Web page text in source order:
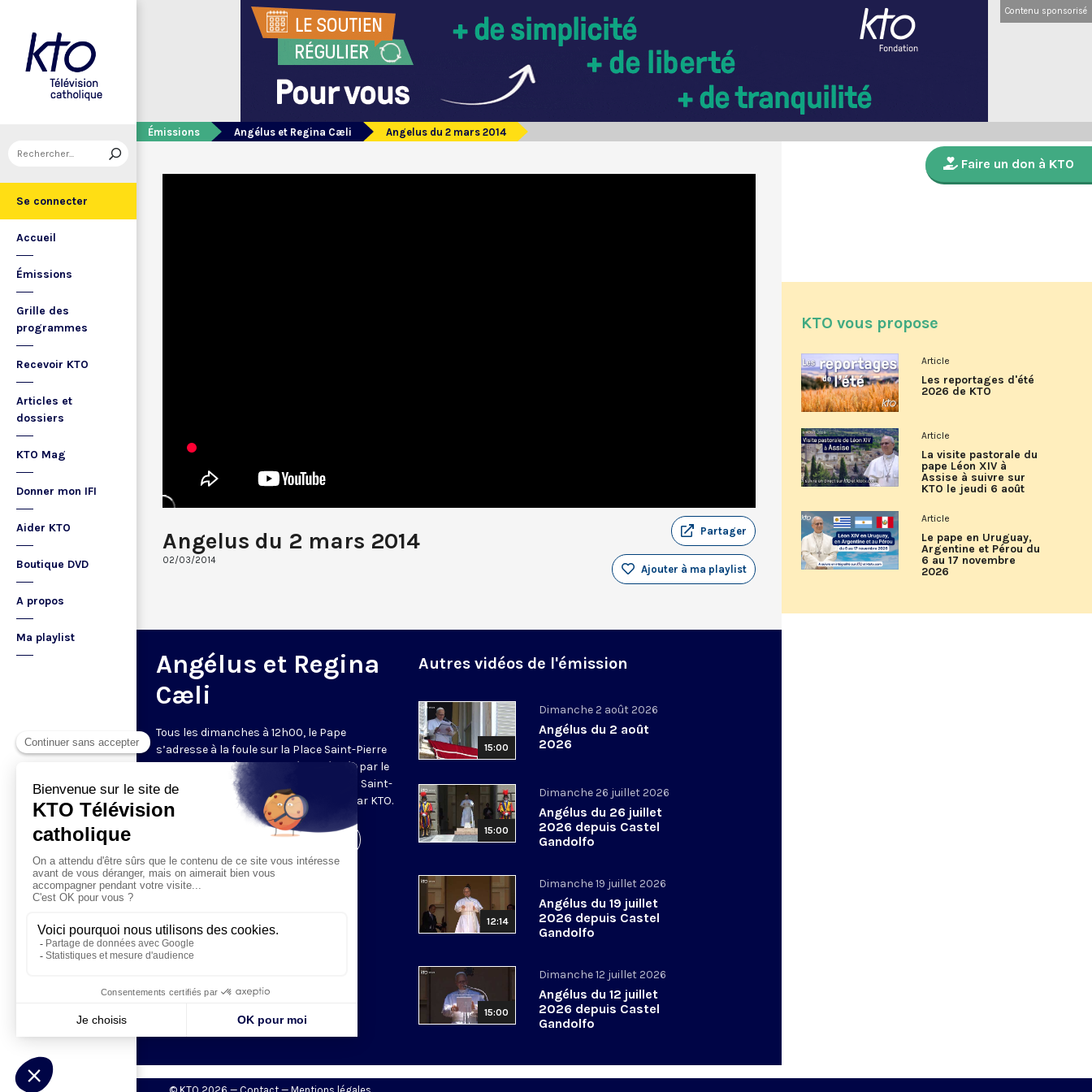
Se connecter
Accueil
Émissions
Grille des
programmes
Recevoir KTO
Articles et
dossiers
KTO Mag
Donner mon IFI
Aider KTO
Boutique DVD
A propos
Ma playlist
Contenu sponsorisé
Émissions Angélus et Regina Cæli Angelus du 2 mars 2014
Angelus du 2 mars 2014
02/03/2014
Partager
Ajouter à ma playlist
Angélus et Regina
Cæli
Tous les dimanches à 12h00, le Pape
s’adresse à la foule sur la Place Saint-Pierre
de Rome. La prière de l’Angélus, récitée par le
Pape, est précédée d’une allocution du Saint-
Père. Retransmis et traduit en direct par KTO.
Visiter la page de l'émission
Autres vidéos de l'émission
15:00
Dimanche 2 août 2026
Angélus du 2 août
2026
15:00
Dimanche 26 juillet 2026
Angélus du 26 juillet
2026 depuis Castel
Gandolfo
12:14
Dimanche 19 juillet 2026
Angélus du 19 juillet
2026 depuis Castel
Gandolfo
15:00
Dimanche 12 juillet 2026
Angélus du 12 juillet
2026 depuis Castel
Gandolfo
Faire un don à KTO
KTO vous propose
Article
Les reportages d'été
2026 de KTO
Article
La visite pastorale du
pape Léon XIV à
Assise à suivre sur
KTO le jeudi 6 août
Article
Le pape en Uruguay,
Argentine et Pérou du
6 au 17 novembre
2026